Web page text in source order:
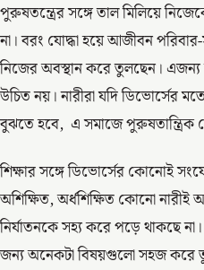
পুরুষতন্ত্রের সঙ্গে তাল মিলিয়ে
না। বরং যোদ্ধা হয়ে আজীবন
নিজের অবস্থান করে তুলছেন।
উচিত নয়। নারীরা যদি ডিভোর্সের
বুঝতে হবে, এ সমাজে
শিক্ষার সঙ্গে ডিভোর্সের কোনোই
অশিক্ষিত, অর্ধশিক্ষিত কোনো
নির্যাতনকে সহ্য করে পড়ে থাকছে না।
জন্য অনেকটা বিষয়গুলো সহজ করে